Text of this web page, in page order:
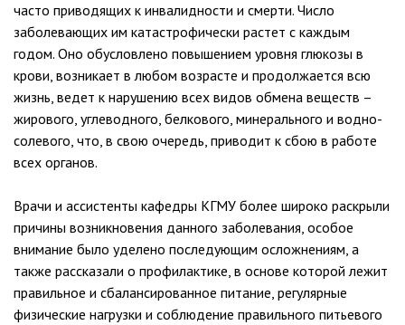
часто приводящих к инвалидности и смерти. Число
заболевающих им катастрофически растет с каждым
годом. Оно обусловлено повышением уровня глюкозы в
крови, возникает в любом возрасте и продолжается всю
жизнь, ведет к нарушению всех видов обмена веществ –
жирового, углеводного, белкового, минерального и водно-
солевого, что, в свою очередь, приводит к сбою в работе
всех органов.
Врачи и ассистенты кафедры КГМУ более широко раскрыли
причины возникновения данного заболевания, особое
внимание было уделено последующим осложнениям, а
также рассказали о профилактике, в основе которой лежит
правильное и сбалансированное питание, регулярные
физические нагрузки и соблюдение правильного питьевого